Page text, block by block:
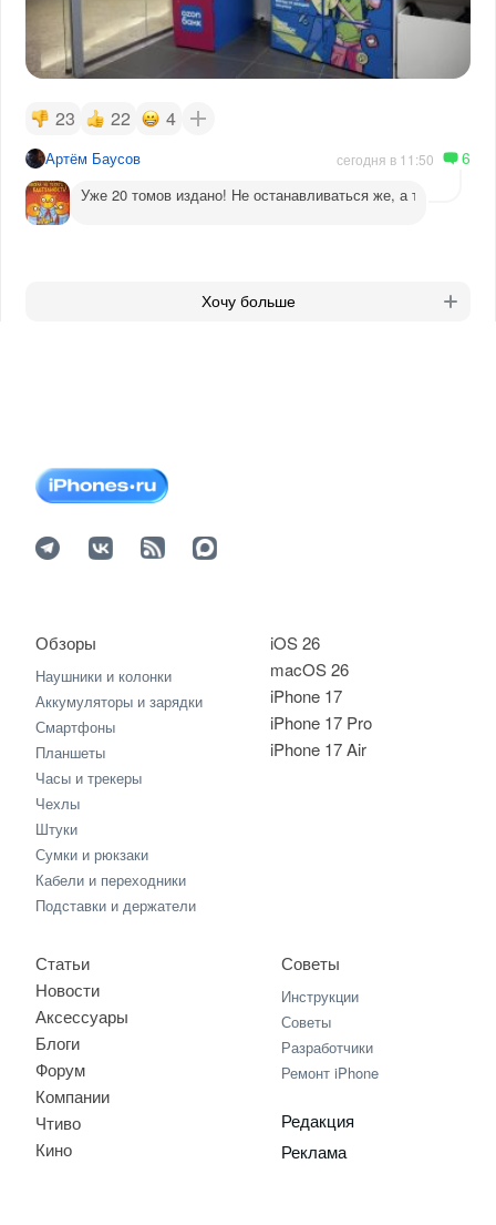
23 22 4
Артём Баусов сегодня в 11:50 6
Уже 20 томов издано! Не останавливаться же, а то
Хочу больше
iOS 26
macOS 26
iPhone 17
iPhone 17 Pro
iPhone 17 Air
Обзоры
Наушники и колонки
Аккумуляторы и зарядки
Смартфоны
Планшеты
Часы и трекеры
Чехлы
Штуки
Сумки и рюкзаки
Кабели и переходники
Подставки и держатели
Статьи
Новости
Аксессуары
Блоги
Форум
Компании
Чтиво
Кино
Советы
Инструкции
Советы
Разработчики
Ремонт iPhone
Редакция
Реклама